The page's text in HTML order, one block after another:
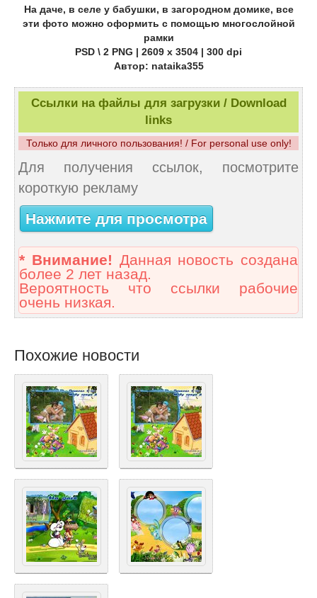
На даче, в селе у бабушки, в загородном домике, все
эти фото можно оформить с помощью многослойной
рамки
PSD \ 2 PNG | 2609 x 3504 | 300 dpi
Автор: nataika355
Ссылки на файлы для загрузки / Download
links
Только для личного пользования! / For personal use only!
Для получения ссылок, посмотрите
короткую рекламу
Нажмите для просмотра
* Внимание! Данная новость создана
более 2 лет назад.
Вероятность что ссылки рабочие
очень низкая.
Похожие новости